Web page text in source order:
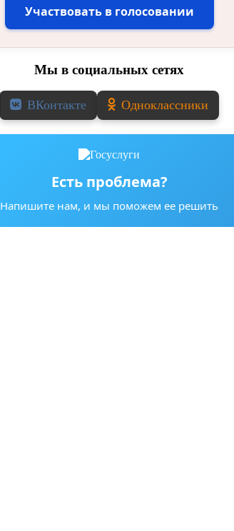
Участвовать в голосовании
Мы в социальных сетях
ВКонтакте Одноклассники
Есть проблема?
Напишите нам, и мы поможем ее решить